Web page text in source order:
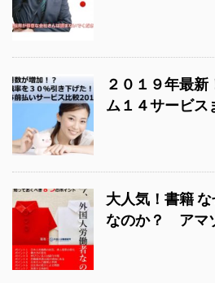
２０１９年最
ム１４サービス
大人気！書籍
なのか？ アマ